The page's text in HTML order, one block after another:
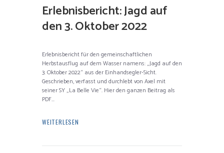
Erlebnisbericht: Jagd auf
den 3. Oktober 2022
Erlebnisbericht für den gemeinschaftlichen
Herbstausflug auf dem Wasser namens: „Jagd auf den
3. Oktober 2022“ aus der Einhandsegler-Sicht.
Geschrieben, verfasst und durchlebt von Axel mit
seiner SY „La Belle Vie“. Hier den ganzen Beitrag als
PDF...
WEITERLESEN